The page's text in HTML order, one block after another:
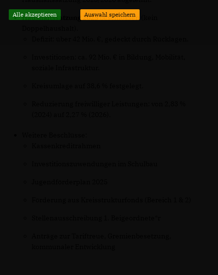
Haushaltssatzung 2025beschlossen (kein
Alle akzeptieren Auswahl speichern